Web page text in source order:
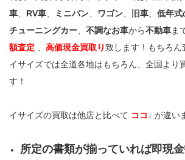
車
RV車 ミニバン ワゴン 旧車 低年式
チューニングカー
不調なお車から不動車ま
額査定
高価現金買取り致します！もちろん
イサイズでは全道各地はもちろん、全国より
す！
イサイズの買取は他店と比べて ココ↓ が違い
所定の書類が揃っていれば即現金